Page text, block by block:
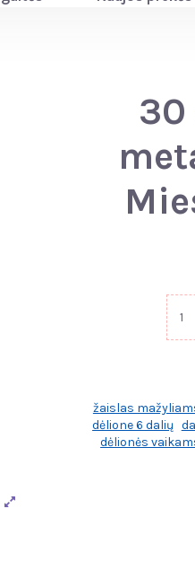
žaislas
dėlione 6 dalių
dėlionės